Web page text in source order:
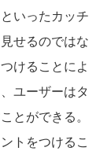
いったカッチ
せるのではな
けることによ
ユーザーはタ
とができる。
トをつけるこ